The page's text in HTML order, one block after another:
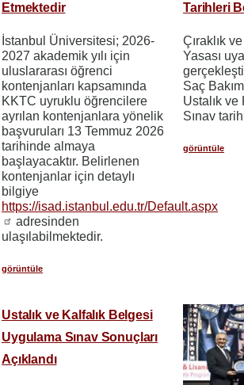
Etmektedir
İstanbul Üniversitesi; 2026-
2027 akademik yılı için
uluslararası öğrenci
kontenjanları kapsamında
KKTC uyruklu öğrencilere
ayrılan kontenjanlara yönelik
başvuruları 13 Temmuz 2026
tarihinde almaya
başlayacaktır. Belirlenen
kontenjanlar için detaylı
bilgiye
https://isad.istanbul.edu.tr/Default.aspx
adresinden
ulaşılabilmektedir.
görüntüle
Tarihleri
Çıraklık
Yasası
Saç
Ustalık ve
Sınav
görüntüle
Ustalık ve Kalfalık Belgesi
Uygulama Sınav Sonuçları
Açıklandı